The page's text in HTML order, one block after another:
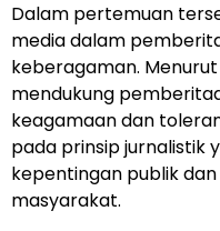
Dalam pertemuan
media dalam
keberagaman.
mendukung
keagamaan dan
pada prinsip jurnalistik
kepentingan publik
masyarakat.